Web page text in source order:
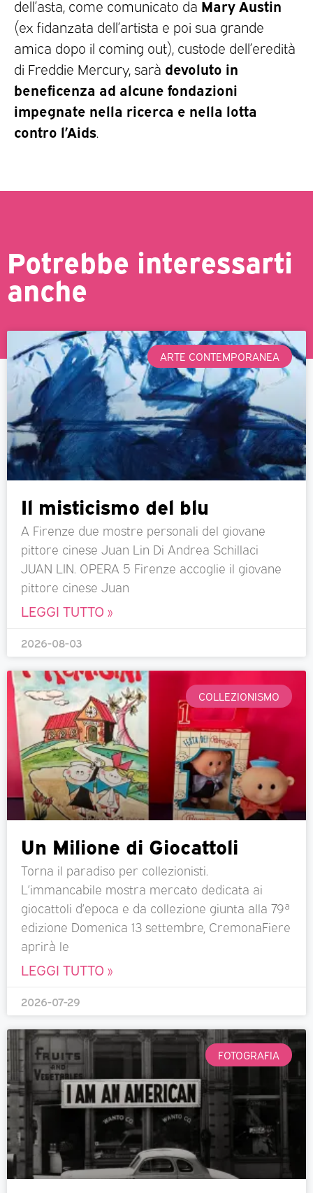
dell’asta, come comunicato da Mary Austin
(ex fidanzata dell’artista e poi sua grande
amica dopo il coming out), custode dell’eredità
di Freddie Mercury, sarà devoluto in
beneficenza ad alcune fondazioni
impegnate nella ricerca e nella lotta
contro l’Aids
Potrebbe interessarti
anche
ARTE CONTEMPORANEA
Il misticismo del blu
A Firenze due mostre personali del giovane
pittore cinese Juan Lin Di Andrea Schillaci
JUAN LIN. OPERA 5 Firenze accoglie il giovane
pittore cinese Juan
LEGGI TUTTO »
2026-08-03
COLLEZIONISMO
Un Milione di Giocattoli
Torna il paradiso per collezionisti.
L’immancabile mostra mercato dedicata ai
giocattoli d’epoca e da collezione giunta alla 79ª
edizione Domenica 13 settembre, CremonaFiere
aprirà le
LEGGI TUTTO »
2026-07-29
FOTOGRAFIA